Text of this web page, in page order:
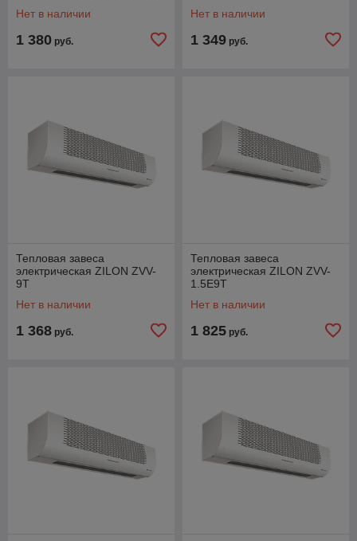
Нет в наличии
1 380 руб.
Нет в наличии
1 349 руб.
Тепловая завеса
электрическая ZILON ZVV-
9T
Нет в наличии
1 368 руб.
Тепловая завеса
электрическая ZILON ZVV-
1.5E9T
Нет в наличии
1 825 руб.